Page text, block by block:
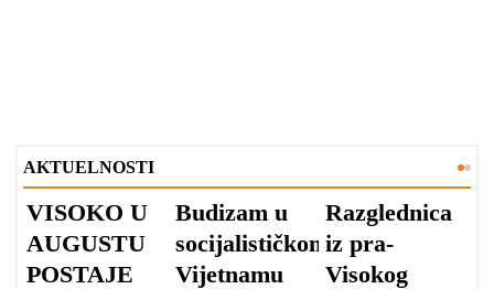
AKTUELNOSTI
VISOKO U
AUGUSTU
POSTAJE
Budizam u
socijalističkom
Vijetnamu
Razglednica
iz pra-
Visokog